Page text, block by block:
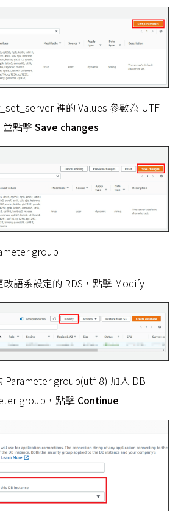
裡的 Values 參數為 UTF-
並點擊Save changes
group
改語系設定的 RDS，點擊 Modify
Parameter group(utf-8) 加入 DB
group，點擊 Continue